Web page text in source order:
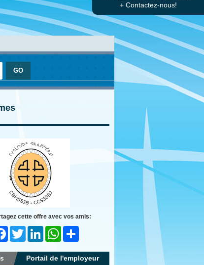
+ Contactez-nous!
cette offre avec vos amis:
FacebookTwitter LinkedIn WhatsApp
Portail de l'employeur